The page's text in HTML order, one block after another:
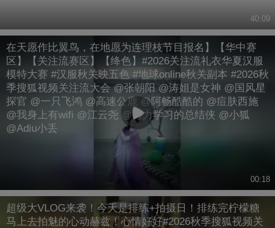
40:09
在天愿作比翼鸟，在地愿为连理枝节目报名】【华中赛
区】【关注流赛区】【绛色】#2026关注流礼衣华夏汉服
模特大赛 #汉服秋关映五色 #地球online秋关副本 #2026秋
季搜狐视频关注流大会 @张朝阳 @涛姐是女神 @国风星
探官 @一只飞鸿 @高速公鹿 @阿畅酷酷的 @痘肤西施
@我身上有wifi @江云尧 @努力学习的总结侠 @小狐
@Adiu小丢
00:18
超级大VLOG来袭！今天是排练+拍摄日！排练完柠檬糖
马上去拍魅的心动赫兹！心情好好#2026秋季搜狐视频关